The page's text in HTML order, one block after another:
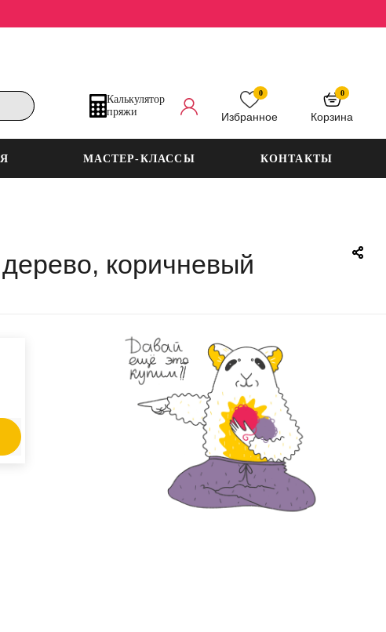
Калькулятор
пряжи
Избранное
0
Корзина
0
МАСТЕР-КЛАССЫ КОНТАКТЫ
коричневый